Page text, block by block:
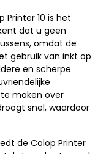
Printer 10 is het
dat u geen
omdat de
gebruik van inkt op
en scherpe
maken over
snel, waardoor
de Colop Printer